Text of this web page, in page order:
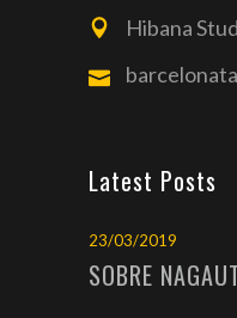
Hibana
Latest Posts
23/03/2019
SOBRE